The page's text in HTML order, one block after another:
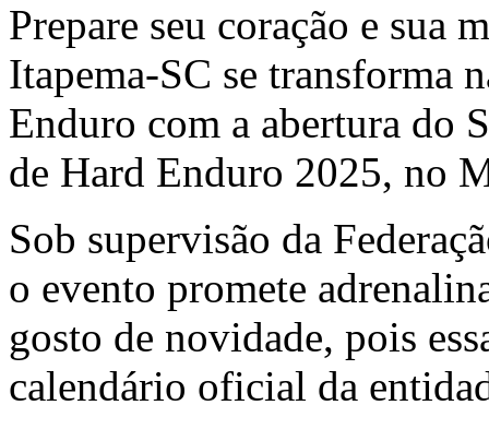
Prepare seu coração e sua
Itapema-SC se transforma
Enduro com a abertura do
de Hard Enduro 2025, no
Sob supervisão da
o evento promete
gosto de novidade, pois
calendário oficial da